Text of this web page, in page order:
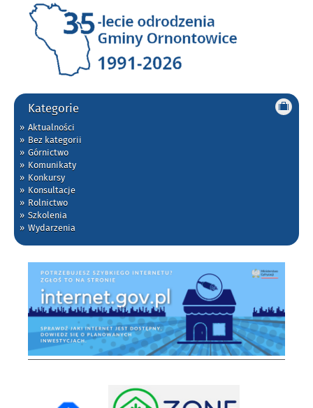
Kategorie
Aktualności
Bez kategorii
Górnictwo
Komunikaty
Konkursy
Konsultacje
Rolnictwo
Szkolenia
Wydarzenia